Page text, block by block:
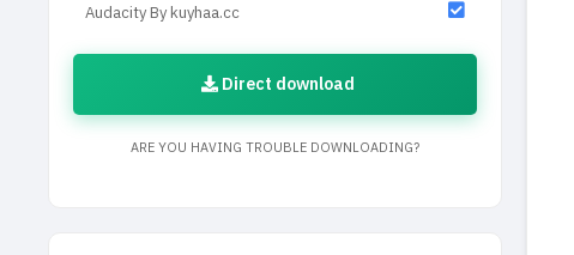
Audacity By kuyhaa.cc
Direct download
ARE YOU HAVING TROUBLE DOWNLOADING?